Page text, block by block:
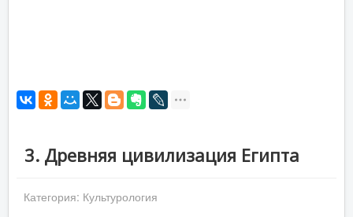
3. Древняя цивилизация Египта
Категория: Культурология